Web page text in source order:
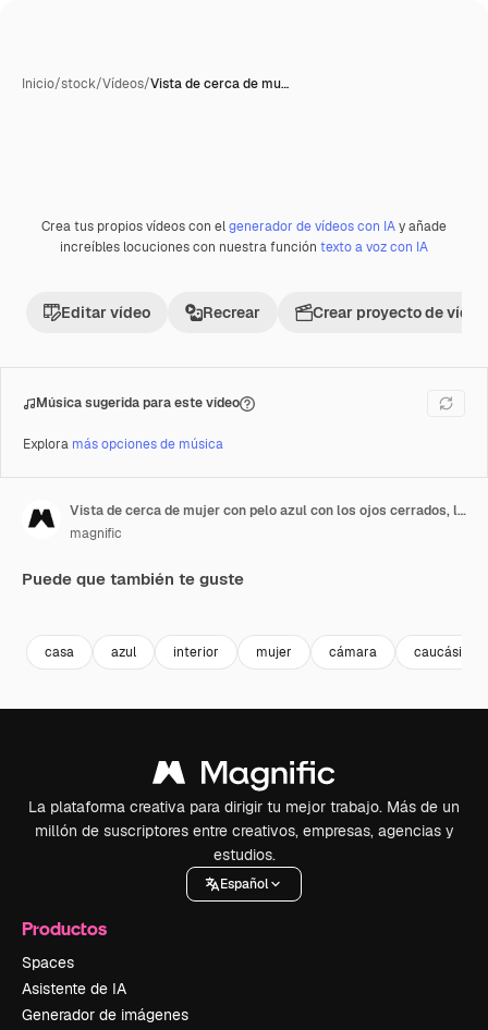
Inicio/stock/Vídeos/Vista de cerca de mu…
Crea tus propios vídeos con elgenerador de vídeos con IAy añade
increíbles locuciones con nuestra función texto a voz con IA
Editar vídeo Recrear Crear proyecto de vídeo
Música sugerida para este vídeo
Explora más opciones de música
Vista de cerca de mujer con pelo azul con los ojos cerrados, luego abre los ojos y mira a la cámara.
magnific
Puede que también te guste
casa azul interior mujer cámara caucásico
La plataforma creativa para dirigir tu mejor trabajo. Más de un
millón de suscriptores entre creativos, empresas, agencias y
estudios.
Español
Productos
Spaces
Asistente de IA
Generador de imágenes